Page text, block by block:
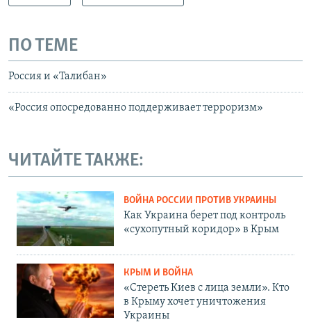
ПО ТЕМЕ
Россия и «Талибан»
«Россия опосредованно поддерживает терроризм»
ЧИТАЙТЕ ТАКЖЕ:
ВОЙНА РОССИИ ПРОТИВ УКРАИНЫ
Как Украина берет под контроль
«сухопутный коридор» в Крым
КРЫМ И ВОЙНА
«Стереть Киев с лица земли». Кто
в Крыму хочет уничтожения
Украины